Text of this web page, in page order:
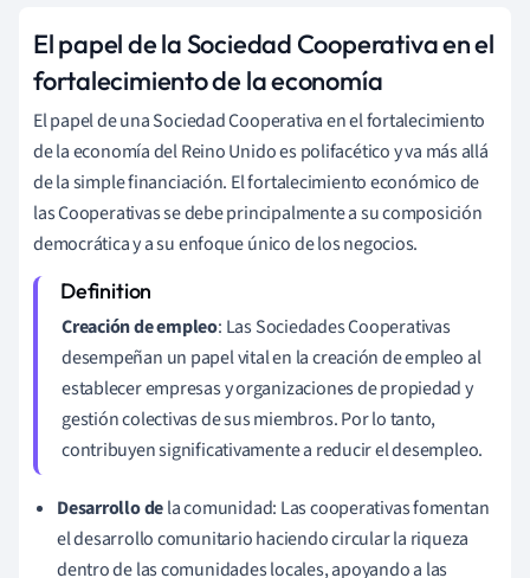
El papel de la Sociedad Cooperativa en el
fortalecimiento de la economía
El papel de una Sociedad Cooperativa en el fortalecimiento
de la economía del Reino Unido es polifacético y va más allá
de la simple financiación. El fortalecimiento económico de
las Cooperativas se debe principalmente a su composición
democrática y a su enfoque único de los negocios.
Creación de empleo: Las Sociedades Cooperativas
desempeñan un papel vital en la creación de empleo al
establecer empresas y organizaciones de propiedad y
gestión colectivas de sus miembros. Por lo tanto,
contribuyen significativamente a reducir el desempleo.
Desarrollo dela comunidad: Las cooperativas fomentan
el desarrollo comunitario haciendo circular la riqueza
dentro de las comunidades locales, apoyando a las